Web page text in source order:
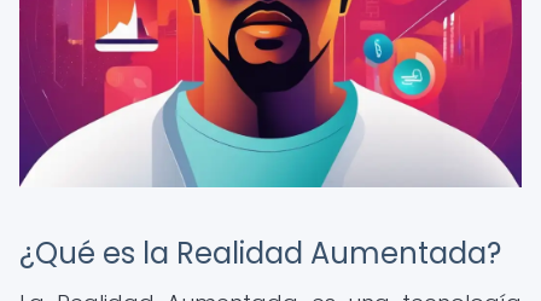
¿Qué es la Realidad Aumentada?